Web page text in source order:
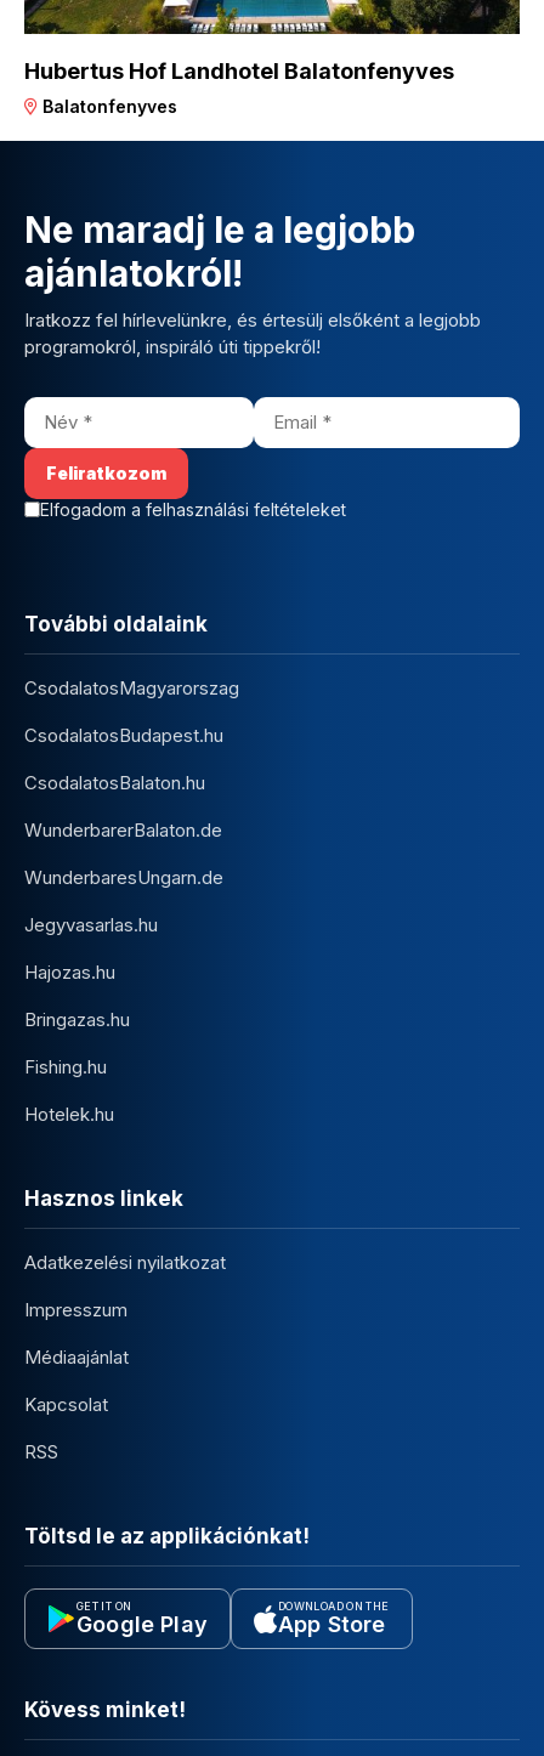
Hubertus Hof Landhotel Balatonfenyves
Balatonfenyves
Ne maradj le a legjobb
ajánlatokról!
Iratkozz fel hírlevelünkre, és értesülj elsőként a legjobb
programokról, inspiráló úti tippekről!
Elfogadom a felhasználási feltételeket
További oldalaink
CsodalatosMagyarorszag
CsodalatosBudapest.hu
CsodalatosBalaton.hu
WunderbarerBalaton.de
WunderbaresUngarn.de
Jegyvasarlas.hu
Hajozas.hu
Bringazas.hu
Fishing.hu
Hotelek.hu
Hasznos linkek
Adatkezelési nyilatkozat
Impresszum
Médiaajánlat
Kapcsolat
RSS
Töltsd le az applikációnkat!
GET IT ON
Google Play
DOWNLOAD ON THE
App Store
Kövess minket!